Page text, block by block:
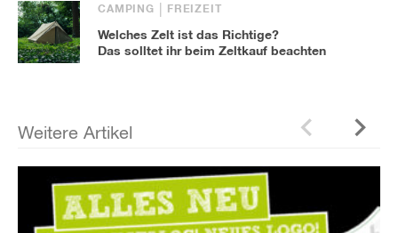
CAMPING FREIZEIT
Welches Zelt ist das Richtige?
Das solltet ihr beim Zeltkauf beachten
Weitere Artikel